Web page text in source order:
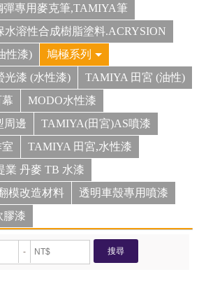
彈專用麥克筆,TAMIYA筆
水溶性合成樹脂塗料.ACRYSION
性漆)
鳩極系列
光漆 (水性漆)
TAMIYA 田宮 (油性)
MODO水性漆
周邊
TAMIYA(田宮)AS噴漆
TAMIYA 田宮,水性漆
業 丹麥 TB 水漆
模改造材料
透明車殼專用噴漆
膠漆
- 搜尋